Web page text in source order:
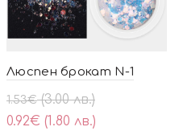
Люспен брокат N-1
1.53€ (3.00 лв.)
Original
price
0.92€ (1.80 лв.)
Текущата
цена